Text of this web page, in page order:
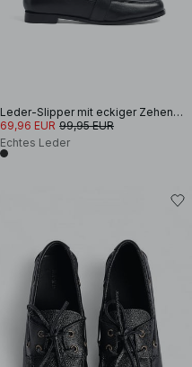
Leder-Slipper mit eckiger Zehenpartie
69,96 EUR 99,95 EUR
Echtes Leder